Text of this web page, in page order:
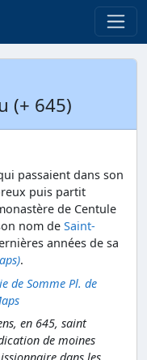
(+ 645)
passaient dans son
puis partit
de Centule
nom de Saint-
années de sa
.
de Somme Pl. de
en 645, saint
de moines